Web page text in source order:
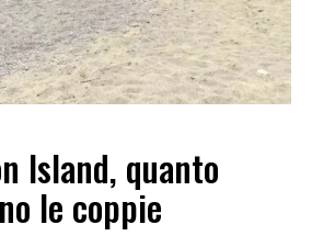
Island, quanto
le coppie